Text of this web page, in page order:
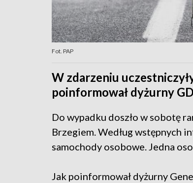
Fot. PAP
W zdarzeniu
poinformował dyżurny
Do wypadku doszło w sobotę
Brzegiem. Według wstępnych
samochody osobowe. Jedna
Jak poinformował dyżurny